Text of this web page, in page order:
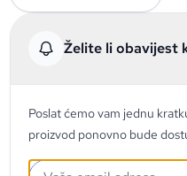
Želite li obavijest
Poslat ćemo vam jednu
proizvod ponovno bude